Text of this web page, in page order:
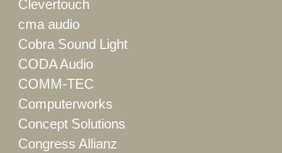
Clevertouch
cma audio
Cobra Sound Light
CODA Audio
COMM-TEC
Computerworks
Concept Solutions
Congress Allianz